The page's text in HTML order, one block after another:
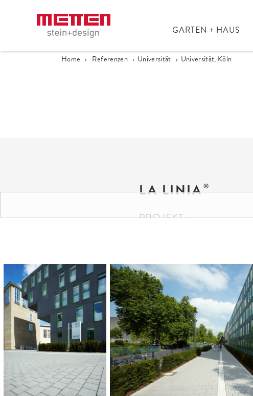
GARTEN + HAUS
Home › Referenzen › Universität › Universität, Köln
LA LINIA
PROJEKT:
20
40
60
FSWLA Landschaftsarchitekten,